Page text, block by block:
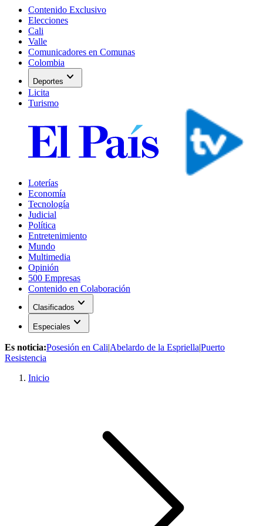
Contenido Exclusivo
Elecciones
Cali
Valle
Comunicadores en Comunas
Colombia
Deportes expand_more
Licita
Turismo
Loterías
Economía
Tecnología
Judicial
Política
Entretenimiento
Mundo
Multimedia
Opinión
500 Empresas
Contenido en Colaboración
Clasificados expand_more
Especiales expand_more
Es noticia:Posesión en Cali|Abelardo de la Espriella|Puerto
Resistencia
Inicio